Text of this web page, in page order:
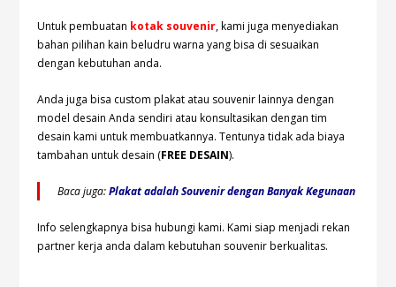
Untuk pembuatan kotak souvenir, kami juga menyediakan
bahan pilihan kain beludru warna yang bisa di sesuaikan
dengan kebutuhan anda.
Anda juga bisa custom plakat atau souvenir lainnya dengan
model desain Anda sendiri atau konsultasikan dengan tim
desain kami untuk membuatkannya. Tentunya tidak ada biaya
tambahan untuk desain (FREE DESAIN).
Baca juga:Plakat adalah Souvenir dengan Banyak Kegunaan
Info selengkapnya bisa hubungikami. Kami siap menjadi rekan
partner kerja anda dalam kebutuhan souvenir berkualitas.